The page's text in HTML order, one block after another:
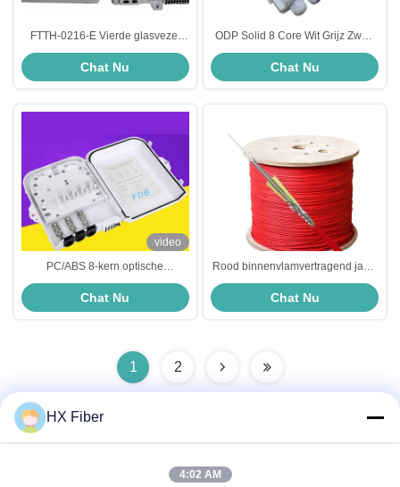
FTTH-0216-E Vierde glasvezel
terminatiebox, netwerk glasvezel
distributiebox
Chat Nu
ODP Solid 8 Core Wit Grijz Zwart
2 Port PAZ 1 8 Cassette Type
FTTH Fiber Terminal Box
Chat Nu
video
PC/ABS 8-kern optische
vezelaansluitdoos
Wandgemonteerde
buitenvezelaansluitdoos
Chat Nu
Rood binnenvlamvertragend jasje
DTS verspreide
temperatuurgevoelige
glasvezelkabel
Chat Nu
1 2
HX Fiber
4:02 AM